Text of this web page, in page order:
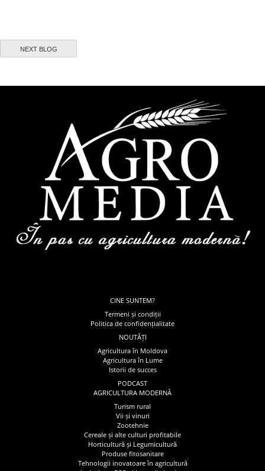
NEXT BLOG
CINE SUNTEM?
Termeni și condiții
Politica de confidențialitate
NOUTĂȚI
Agricultura în Moldova
Agricultura în Lume
Istorii de succes
PODCAST
AGRICULTURA MODERNĂ
Turism rural
Vii și vinuri
Zootehnie
Cereale și alte culturi profitabile
Horticultură și Legumicultură
Produse fitosanitare
Tehnologii inovatoare în agricultură